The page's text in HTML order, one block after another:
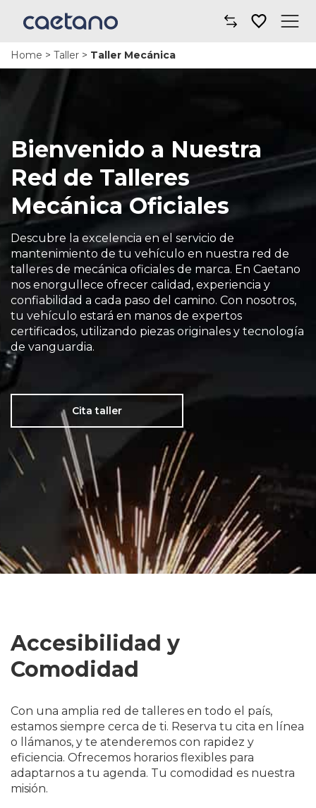
Comprar un coche
Movilidad
Sobre nosotros
Noticias
Dónde encontrarnos
Home > Taller > Taller Mecánica
Bienvenido a Nuestra
Red de Talleres
Mecánica Oficiales
Descubre la excelencia en el servicio de
mantenimiento de tu vehículo en nuestra red de
talleres de mecánica oficiales de marca. En Caetano
nos enorgullece ofrecer calidad, experiencia y
confiabilidad a cada paso del camino. Con nosotros,
tu vehículo estará en manos de expertos
certificados, utilizando piezas originales y tecnología
de vanguardia.
Cita taller
Accesibilidad y
Comodidad
Con una amplia red de talleres en todo el país,
estamos siempre cerca de ti. Reserva tu cita en línea
o llámanos, y te atenderemos con rapidez y
eficiencia. Ofrecemos horarios flexibles para
adaptarnos a tu agenda. Tu comodidad es nuestra
misión.